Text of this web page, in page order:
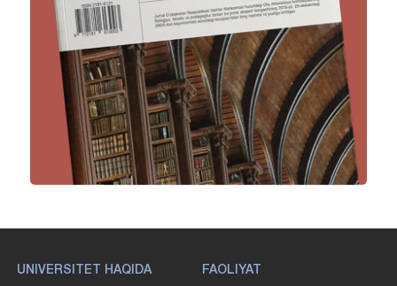
UNIVERSITET HAQIDA FAOLIYAT